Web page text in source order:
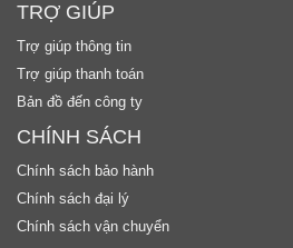
TRỢ GIÚP
Trợ giúp thông tin
Trợ giúp thanh toán
Bản đồ đến công ty
CHÍNH SÁCH
Chính sách bảo hành
Chính sách đại lý
Chính sách vận chuyển